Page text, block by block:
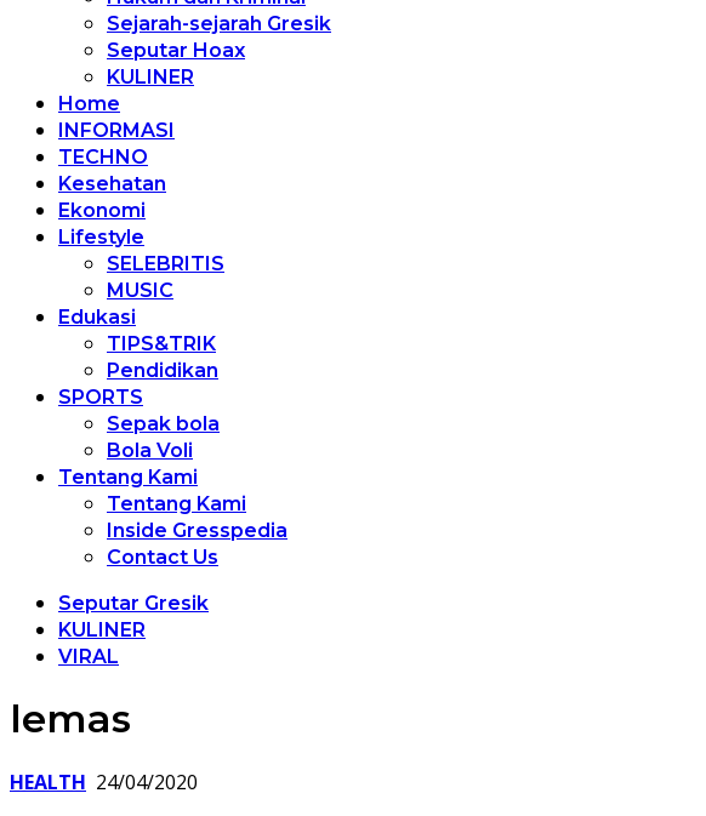
Sejarah-sejarah Gresik
Seputar Hoax
KULINER
Home
INFORMASI
TECHNO
Kesehatan
Ekonomi
Lifestyle
SELEBRITIS
MUSIC
Edukasi
TIPS&TRIK
Pendidikan
SPORTS
Sepak bola
Bola Voli
Tentang Kami
Tentang Kami
Inside Gresspedia
Contact Us
Seputar Gresik
KULINER
VIRAL
lemas
HEALTH 24/04/2020